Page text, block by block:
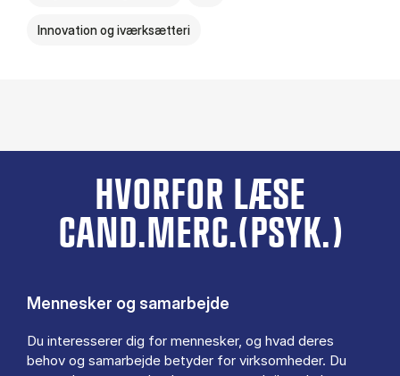
Innovation og iværksætteri
HVORFOR LÆSE
CAND.MERC.(PSYK.)
Mennesker og samarbejde
Du interesserer dig for mennesker, og hvad deres
behov og samarbejde betyder for virksomheder. Du